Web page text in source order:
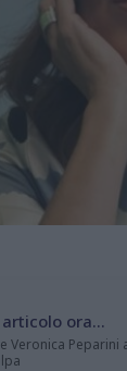
ora...
Veronica Peparini